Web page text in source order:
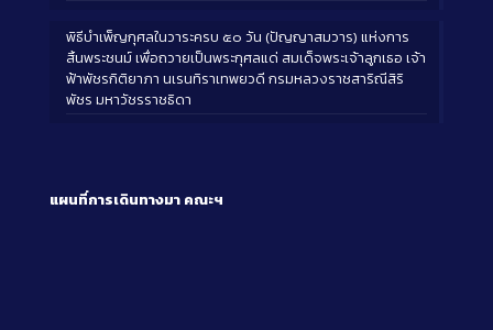
พิธีบำเพ็ญกุศลในวาระครบ ๕๐ วัน (ปัญญาสมวาร) แห่งการ
สิ้นพระชนม์ เพื่อถวายเป็นพระกุศลแด่ สมเด็จพระเจ้าลูกเธอ เจ้า
ฟ้าพัชรกิติยาภา นเรนทิราเทพยวดี กรมหลวงราชสาริณีสิริ
พัชร มหาวัชรราชธิดา
แผนที่การเดินทางมา คณะฯ